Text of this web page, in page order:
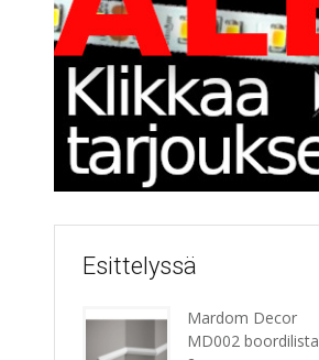
Esittelyssä
Mardom Decor
MD002 boordilista